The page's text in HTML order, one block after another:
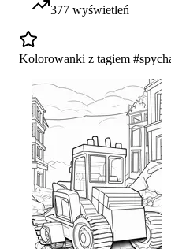
377 wyświetleń
Kolorowanki z tagiem #